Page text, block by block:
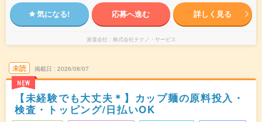
気になる! 応募へ進む 詳しく見る
派遣会社 株式会社テクノ・サービス
未読
NEW
掲載日 2026/08/07
【未経験でも大丈夫＊】カップ麺の原料投入・
検査・トッピング/日払いOK